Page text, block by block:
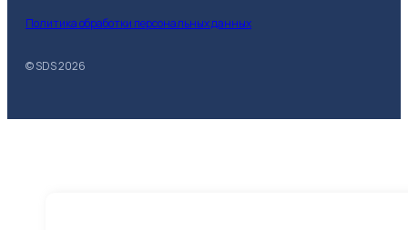
© SDS2026
Политика обработки персональных данных